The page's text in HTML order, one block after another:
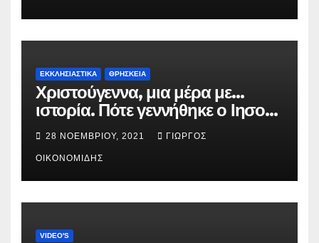
ΕΚΚΛΗΣΙΑΣΤΙΚΑ ΘΡΗΣΚΕΙΑ
Χριστούγεννα, μια μέρα με…
ιστορία. Πότε γεννήθηκε ο Ιησούς
Χριστός; (Βίντεο).
28 ΝΟΕΜΒΡΊΟΥ, 2021 ΓΙΏΡΓΟΣ
ΟΙΚΟΝΟΜΊΔΗΣ
VIDEO'S